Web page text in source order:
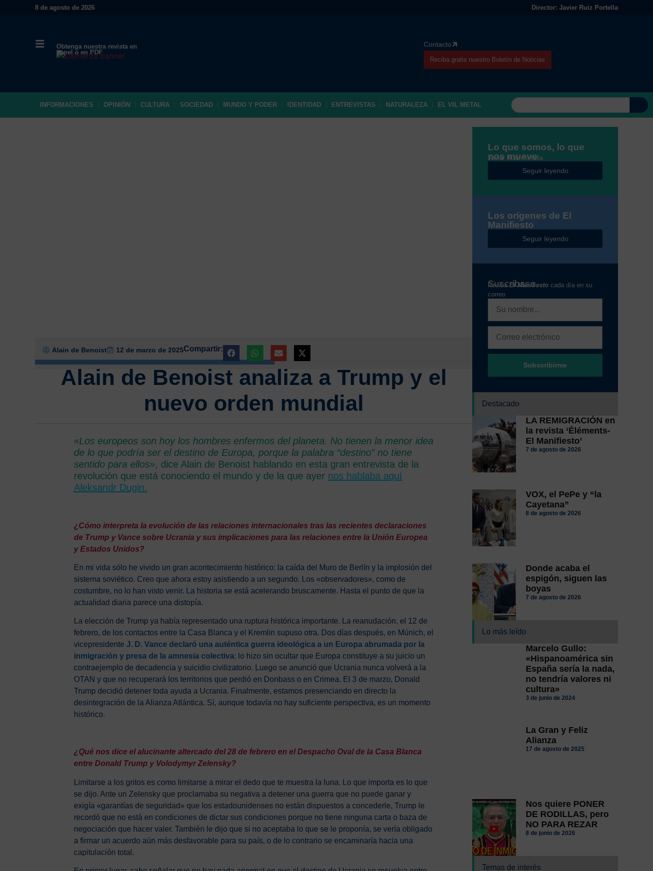
8 de agosto de 2026 Director: Javier Ruiz Portella
Obtenga nuestra revista en
papel o en PDF
Contacto
Reciba gratis nuestro Boletín de Noticias
INFORMACIONES OPINIÓN CULTURA SOCIEDAD MUNDO Y PODER IDENTIDAD ENTREVISTAS NATURALEZA EL VIL METAL
Alain de Benoist 12 de marzo de 2025Compartir:
Alain de Benoist analiza a Trump y el
nuevo orden mundial
«Los europeos son hoy los hombres enfermos del planeta. No tienen la menor idea
de lo que podría ser el destino de Europa, porque la palabra “destino” no tiene
sentido para ellos», dice Alain de Benoist hablando en esta gran entrevista de la
revolución que está conociendo el mundo y de la que ayer nos hablaba aquí
Aleksandr Dugin.
¿Cómo interpreta la evolución de las relaciones internacionales tras las recientes declaraciones
de Trump y Vance sobre Ucrania y sus implicaciones para las relaciones entre la Unión Europea
y Estados Unidos?
En mi vida sólo he vivido un gran acontecimiento histórico: la caída del Muro de Berlín y la implosión del
sistema soviético. Creo que ahora estoy asistiendo a un segundo. Los «observadores», como de
costumbre, no lo han visto venir. La historia se está acelerando bruscamente. Hasta el punto de que la
actualidad diaria parece una distopía.
La elección de Trump ya había representado una ruptura histórica importante. La reanudación, el 12 de
febrero, de los contactos entre la Casa Blanca y el Kremlin supuso otra. Dos días después, en Múnich, el
vicepresidente J. D. Vance declaró una auténtica guerra ideológica a un Europa abrumada por la
inmigración y presa de la amnesia colectiva; lo hizo sin ocultar que Europa constituye a su juicio un
contraejemplo de decadencia y suicidio civilizatorio. Luego se anunció que Ucrania nunca volverá a la
OTAN y que no recuperará los territorios que perdió en Donbass o en Crimea. El 3 de marzo, Donald
Trump decidió detener toda ayuda a Ucrania. Finalmente, estamos presenciando en directo la
desintegración de la Alianza Atlántica. Sí, aunque todavía no hay suficiente perspectiva, es un momento
histórico.
¿Qué nos dice el alucinante altercado del 28 de febrero en el Despacho Oval de la Casa Blanca
entre Donald Trump y Volodymyr Zelensky?
Limitarse a los gritos es como limitarse a mirar el dedo que te muestra la luna. Lo que importa es lo que
se dijo. Ante un Zelensky que proclamaba su negativa a detener una guerra que no puede ganar y
exigía «garantías de seguridad» que los estadounidenses no están dispuestos a concederle, Trump le
recordó que no está en condiciones de dictar sus condiciones porque no tiene ninguna carta o baza de
negociación que hacer valer. También le dijo que si no aceptaba lo que se le proponía, se vería obligado
a firmar un acuerdo aún más desfavorable para su país, o de lo contrario se encaminaría hacia una
capitulación total.
Lo que somos, lo que
nos mueve
Javier Ruiz Portella
Seguir leyendo
Los orígenes de El
Manifiesto
Seguir leyendo
Suscríbase
RecibaEl Manifiesto cada día en su
correo
Subscribirme
Destacado
LA REMIGRACIÓN en
la revista ‘Éléments-
El Manifiesto’
7 de agosto de 2026
VOX, el PePe y “la
Cayetana”
8 de agosto de 2026
Donde acaba el
espigón, siguen las
boyas
7 de agosto de 2026
Lo más leído
Marcelo Gullo:
«Hispanoamérica sin
España sería la nada,
no tendría valores ni
cultura»
3 de junio de 2024
La Gran y Feliz
Alianza
17 de agosto de 2025
Nos quiere PONER
DE RODILLAS, pero
NO PARA REZAR
8 de junio de 2026
Temas de interés